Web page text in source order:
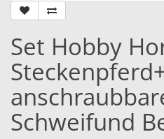
Set Hobby
Schweifund